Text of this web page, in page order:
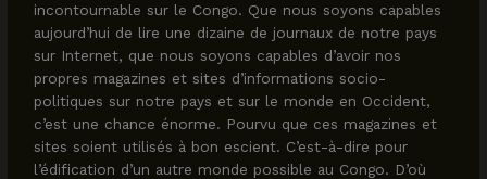
incontournable sur le Congo. Que nous soyons capables
aujourd’hui de lire une dizaine de journaux de notre pays
sur Internet, que nous soyons capables d’avoir nos
propres magazines et sites d’informations socio-
politiques sur notre pays et sur le monde en Occident,
c’est une chance énorme. Pourvu que ces magazines et
sites soient utilisés à bon escient. C’est-à-dire pour
l’édification d’un autre monde possible au Congo. D’où